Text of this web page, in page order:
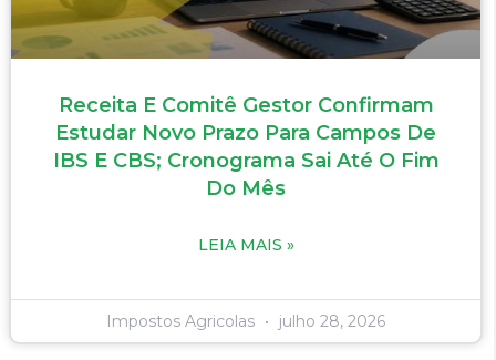
Receita E Comitê Gestor Confirmam
Estudar Novo Prazo Para Campos De
IBS E CBS; Cronograma Sai Até O Fim
Do Mês
LEIA MAIS »
Impostos Agricolas julho 28, 2026